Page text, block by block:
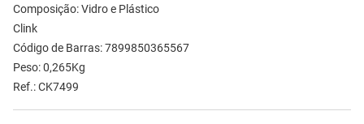
Composição: Vidro e Plástico
Clink
Código de Barras: 7899850365567
Peso: 0,265Kg
Ref.: CK7499